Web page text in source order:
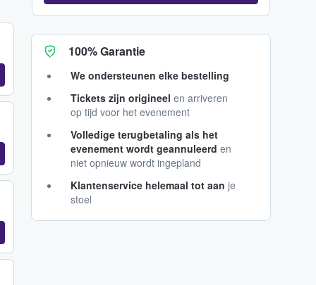
100% Garantie
We ondersteunen elke bestelling
Tickets zijn origineel en arriveren
op tijd voor het evenement
Volledige terugbetaling als het
evenement wordt geannuleerd en
niet opnieuw wordt ingepland
Klantenservice helemaal tot aan je
stoel